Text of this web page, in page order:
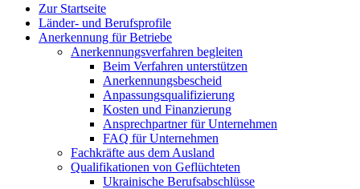
Zur Startseite
Länder- und Berufsprofile
Anerkennung für Betriebe
Anerkennungsverfahren begleiten
Beim Verfahren unterstützen
Anerkennungsbescheid
Anpassungsqualifizierung
Kosten und Finanzierung
Ansprechpartner für Unternehmen
FAQ für Unternehmen
Fachkräfte aus dem Ausland
Qualifikationen von Geflüchteten
Ukrainische Berufsabschlüsse